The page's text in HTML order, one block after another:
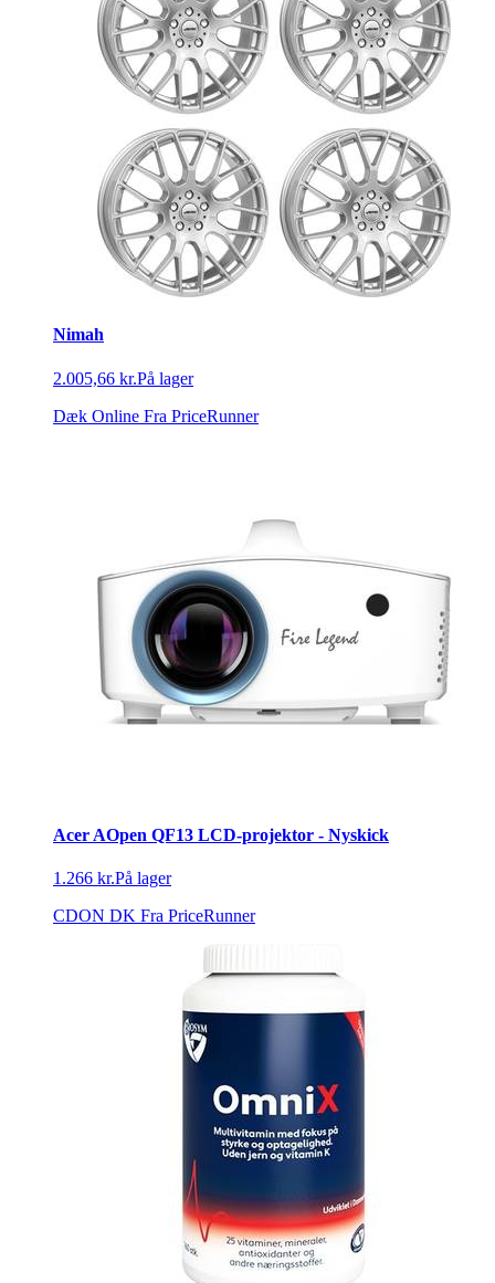
Nimah
2.005,66 kr.På lager
Dæk Online Fra PriceRunner
Acer AOpen QF13 LCD-projektor - Nyskick
1.266 kr.På lager
CDON DK Fra PriceRunner